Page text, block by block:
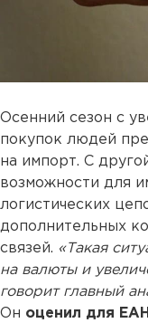
Осенний сезон с
покупок людей
на импорт. С
возможности для
логистических
дополнительных
связей. «Такая
на валюты и
говорит главный
Он оценил для